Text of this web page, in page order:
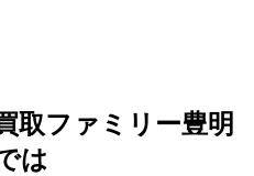
ファミリー豊明
は